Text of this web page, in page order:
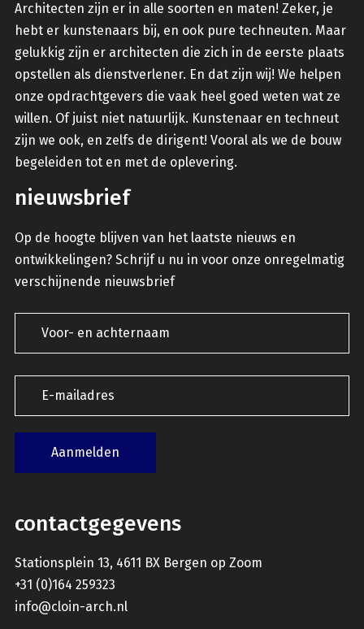
Architecten zijn er in alle soorten en maten! Zeker, je
hebt er kunstenaars bij, en ook pure techneuten. Maar
gelukkig zijn er architecten die zich in de eerste plaats
opstellen als dienstverlener. En dat zijn wij! We helpen
onze opdrachtgevers die vaak heel goed weten wat ze
willen. Of juist niet natuurlijk. Kunstenaar en techneut
zijn we ook, en zelfs de dirigent! Vooral als we de bouw
begeleiden tot en met de oplevering.
nieuwsbrief
Op de hoogte blijven van het laatste nieuws en
ontwikkelingen? Schrijf u nu in voor onze onregelmatig
verschijnende nieuwsbrief
contactgegevens
Stationsplein 13, 4611 BX Bergen op Zoom
+31 (0)164 259323
info@cloin-arch.nl